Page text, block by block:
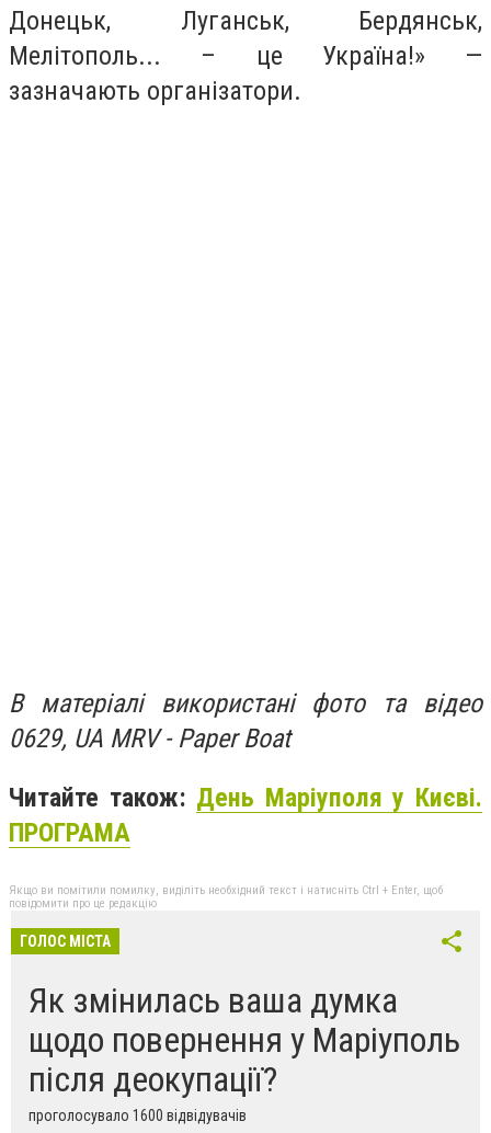
Донецьк, Луганськ, Бердянськ,
Мелітополь... – це Україна!» —
зазначають організатори.
В матеріалі використані фото та відео
0629, UA MRV - Paper Boat
Читайте також: День Маріуполя у Києві.
ПРОГРАМА
Якщо ви помітили помилку, виділіть необхідний текст і натисніть Ctrl + Enter, щоб
повідомити про це редакцію
ГОЛОС МІСТА
Як змінилась ваша думка
щодо повернення у Маріуполь
після деокупації?
проголосувало 1600 відвідувачів